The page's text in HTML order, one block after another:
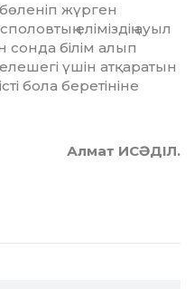
жүр­ген
еліміздің ауыл
білім алып
үшін атқаратын
бола бере­тініне
Алмат ИСӘДІЛ.